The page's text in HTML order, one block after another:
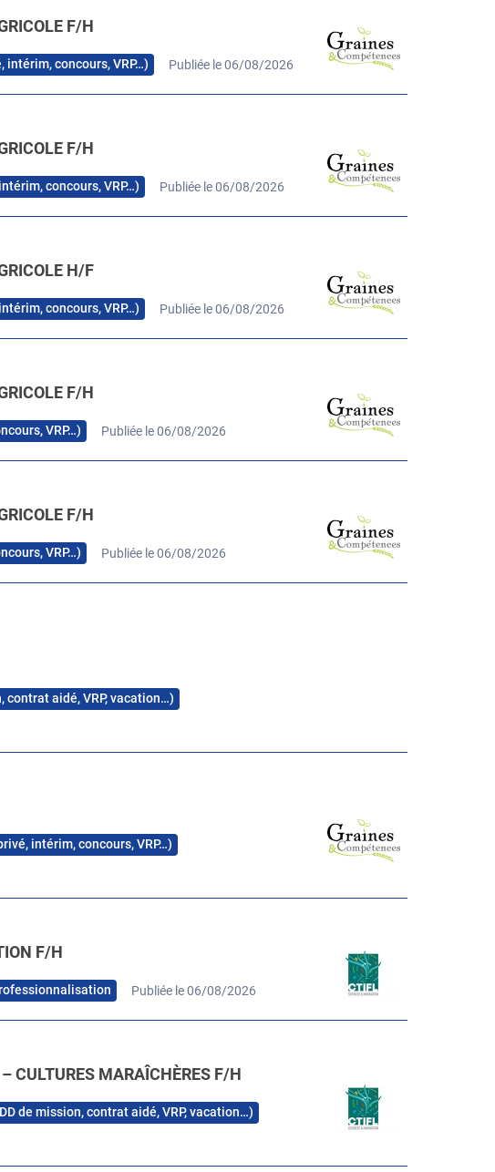
F/H
intérim, concours, VRP…) Publiée le 06/08/2026
F/H
concours, VRP…) Publiée le 06/08/2026
H/F
concours, VRP…) Publiée le 06/08/2026
F/H
VRP…) Publiée le 06/08/2026
F/H
VRP…) Publiée le 06/08/2026
contrat aidé, VRP, vacation…)
intérim, concours, VRP…)
F/H
Publiée le 06/08/2026
CULTURES MARAÎCHÈRES F/H
de mission, contrat aidé, VRP, vacation…)